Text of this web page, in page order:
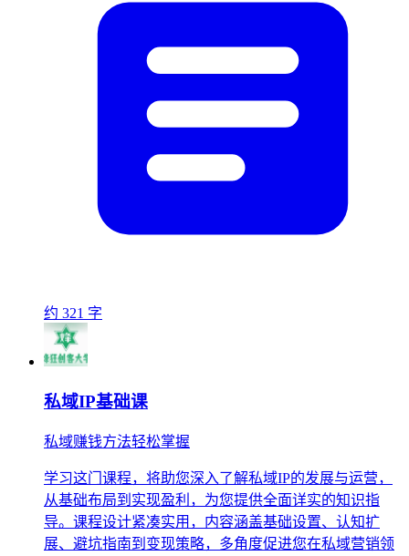
约 321 字
私域IP基础课
私域赚钱方法轻松掌握
学习这门课程，将助您深入了解私域IP的发展与运营，
从基础布局到实现盈利，为您提供全面详实的知识指
导。课程设计紧凑实用，内容涵盖基础设置、认知扩
展、避坑指南到变现策略，多角度促进您在私域营销领